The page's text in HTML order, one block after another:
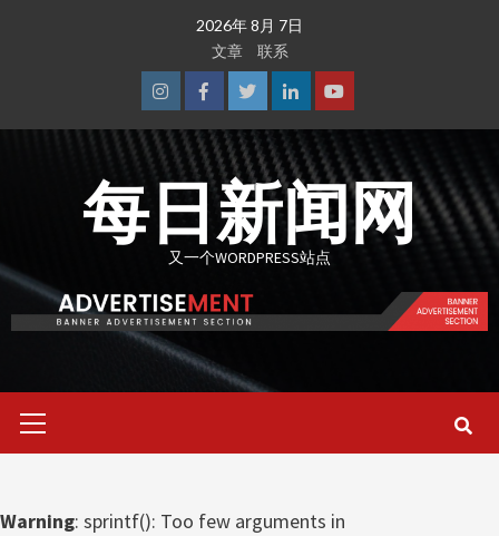
2026年 8月 7日
文章
联系
InstagramFacebook
TwitterLinkedinYoutube
每日新闻网
又一个WORDPRESS站点
Menu
Warning: sprintf(): Too few arguments in